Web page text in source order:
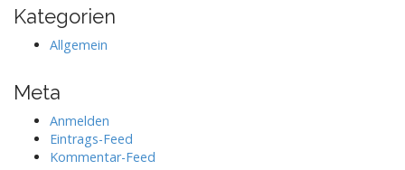
Kategorien
Allgemein
Meta
Anmelden
Eintrags-Feed
Kommentar-Feed